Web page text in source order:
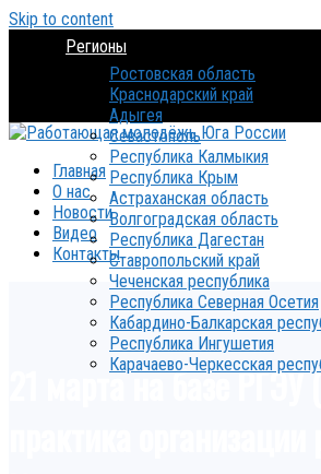
Skip to content
Регионы
Ростовская область
Краснодарский край
Адыгея
Севастополь
Республика Калмыкия
Республика Крым
Астраханская область
Волгоградская область
Республика Дагестан
Ставропольский край
Чеченская республика
Республика Северная Осетия
Кабардино-Балкарская
Республика Ингушетия
Карачаево-Черкесская
Главная
О нас
Новости
Видео
Контакты
21 марта на базе